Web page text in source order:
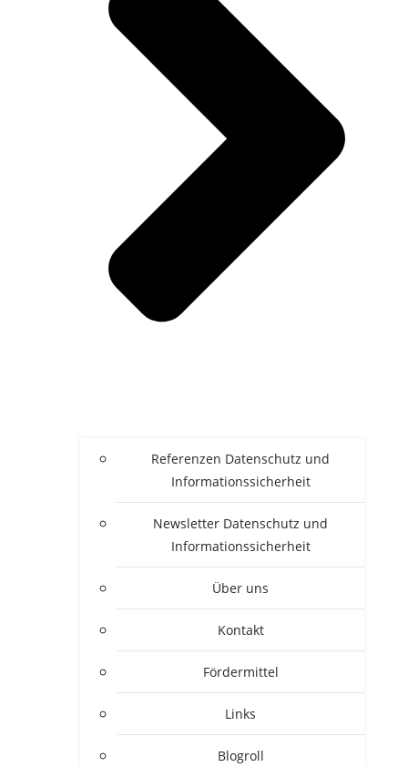
Refe­ren­zen Daten­schutz und
Informationssicherheit
News­let­ter Daten­schutz und
Informationssicherheit
Über uns
Kon­takt
För­der­mit­tel
Links
Blogroll